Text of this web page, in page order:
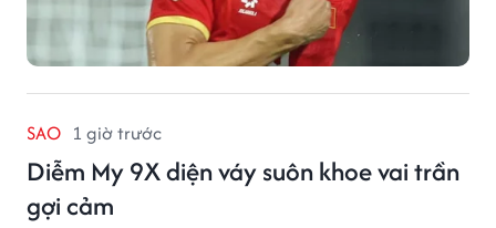
SAO 1 giờ trước
Diễm My 9X diện váy suôn khoe vai trần
gợi cảm